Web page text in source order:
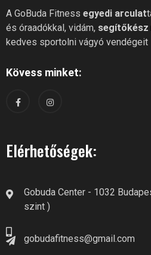
A GoBuda Fitness egyedi arculat
és óraadókkal, vidám,
kedves sportolni vágyó vendégeit
Kövess minket:
Elérhetőségek:
Gobuda Center - 1032
szint )
gobudafitness@gmail.com